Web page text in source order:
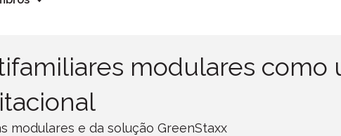
modulares como
modulares e da solução GreenStaxx